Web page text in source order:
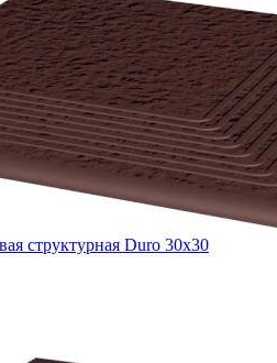
структурная Duro 30x30